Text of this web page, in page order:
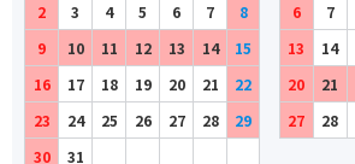
2
3 4 5 6 7
8
9
10 11 12 13 14
15
16
17 18 19 20 21
22
23
24 25 26 27 28
29
30
31
6
7
13
14
20
21
27
28